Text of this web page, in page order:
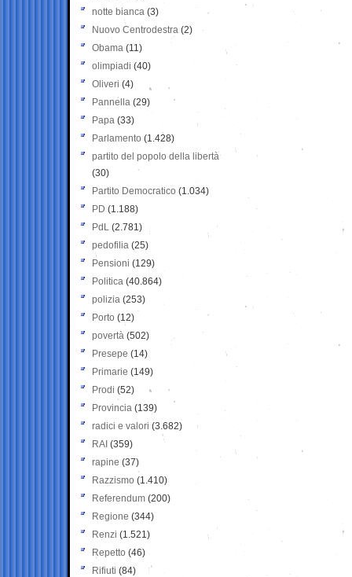
notte bianca (3)
Nuovo Centrodestra (2)
Obama (11)
olimpiadi (40)
Oliveri (4)
Pannella (29)
Papa (33)
Parlamento (1.428)
partito del popolo della libertà
(30)
Partito Democratico (1.034)
PD (1.188)
PdL (2.781)
pedofilia (25)
Pensioni (129)
Politica (40.864)
polizia (253)
Porto (12)
povertà (502)
Presepe (14)
Primarie (149)
Prodi (52)
Provincia (139)
radici e valori (3.682)
RAI (359)
rapine (37)
Razzismo (1.410)
Referendum (200)
Regione (344)
Renzi (1.521)
Repetto (46)
Rifiuti (84)